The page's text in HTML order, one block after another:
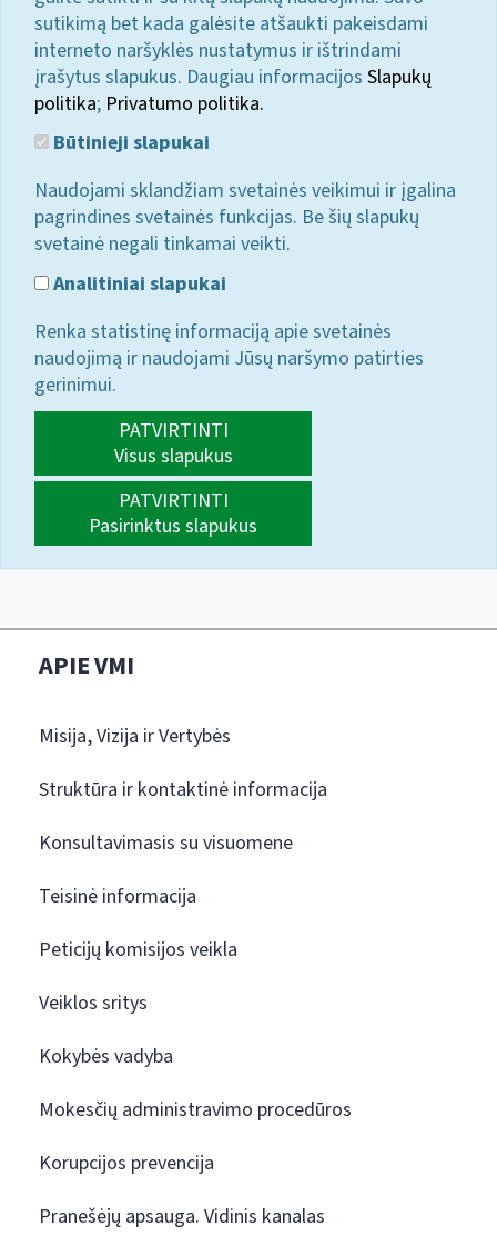
sutikimą bet kada galėsite atšaukti pakeisdami
interneto naršyklės nustatymus ir ištrindami
įrašytus slapukus. Daugiau informacijos Slapukų
politika; Privatumo politika.
Būtinieji slapukai
Naudojami sklandžiam svetainės veikimui ir įgalina
pagrindines svetainės funkcijas. Be šių slapukų
svetainė negali tinkamai veikti.
Analitiniai slapukai
Renka statistinę informaciją apie svetainės
naudojimą ir naudojami Jūsų naršymo patirties
gerinimui.
PATVIRTINTI
Visus slapukus
PATVIRTINTI
Pasirinktus slapukus
APIE VMI
Misija, Vizija ir Vertybės
Struktūra ir kontaktinė informacija
Konsultavimasis su visuomene
Teisinė informacija
Peticijų komisijos veikla
Veiklos sritys
Kokybės vadyba
Mokesčių administravimo procedūros
Korupcijos prevencija
Pranešėjų apsauga. Vidinis kanalas